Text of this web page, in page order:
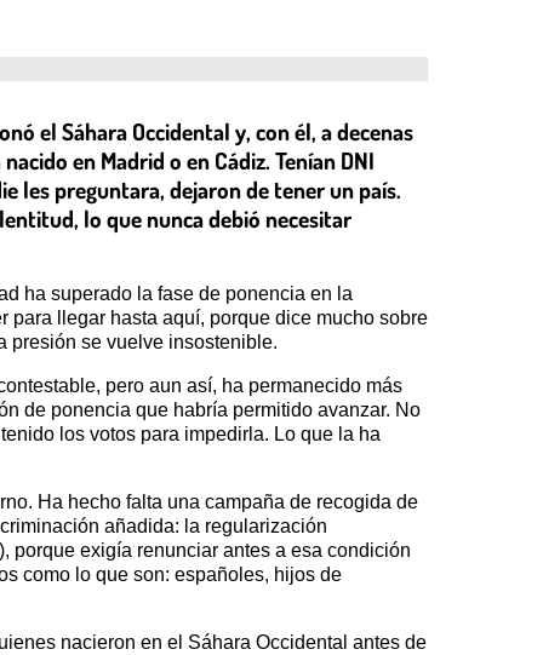
el Sáhara Occidental y, con él, a decenas
en Madrid o en Cádiz. Tenían DNI
les preguntara, dejaron de tener un país.
lo que nunca debió necesitar
ha superado la fase de ponencia en la
para llegar hasta aquí, porque dice mucho sobre
presión se vuelve insostenible.
pero aun así, ha permanecido más
de ponencia que habría permitido avanzar. No
los votos para impedirla. Lo que la ha
Ha hecho falta una campaña de recogida de
añadida: la regularización
porque exigía renunciar antes a esa condición
como lo que son: españoles, hijos de
nacieron en el Sáhara Occidental antes de